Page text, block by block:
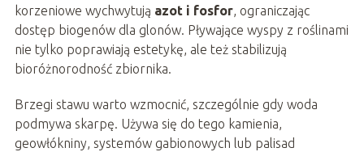
korzeniowe wychwytują azot i fosfor, ograniczając
dostęp biogenów dla glonów. Pływające wyspy z roślinami
nie tylko poprawiają estetykę, ale też stabilizują
bioróżnorodność zbiornika.
Brzegi stawu warto wzmocnić, szczególnie gdy woda
podmywa skarpę. Używa się do tego kamienia,
geowłókniny, systemów gabionowych lub palisad